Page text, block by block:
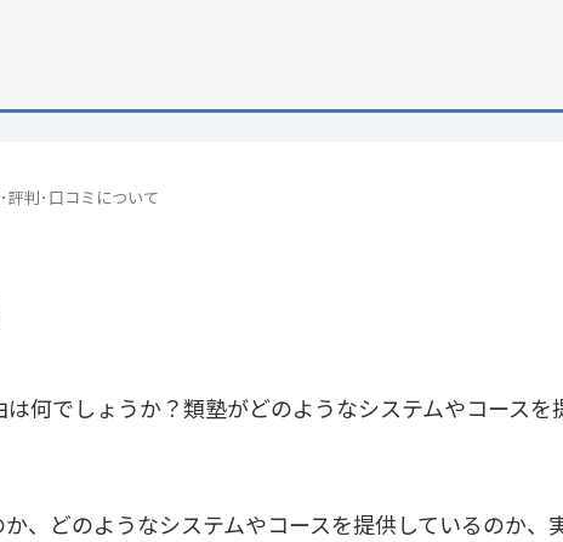
評判･口コミについて
何でしょうか？類塾がどのようなシステムやコース
、どのようなシステムやコースを提供しているのか